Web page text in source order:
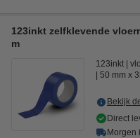
123inkt zelfklevende
m
123inkt
50 mm x
Bekijk
Direct
Morgen